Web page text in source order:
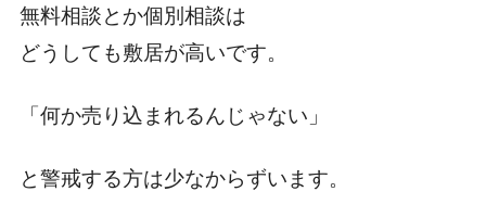
無料相談とか個別相談は
どうしても敷居が高いです。
「何か売り込まれるんじゃない」
と警戒する方は少なからずいます。